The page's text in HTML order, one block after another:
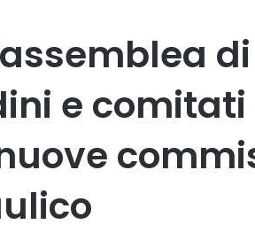
di
e comitati